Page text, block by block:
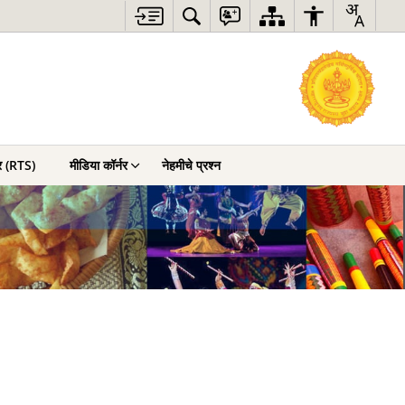
(RTS) मीडिया कॉर्नर नेहमीचे प्रश्न